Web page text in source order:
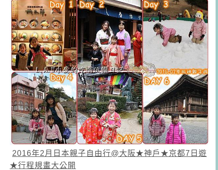
2016年2月日本親子自由行@大阪★神戶★京都7日遊
★行程規畫大公開